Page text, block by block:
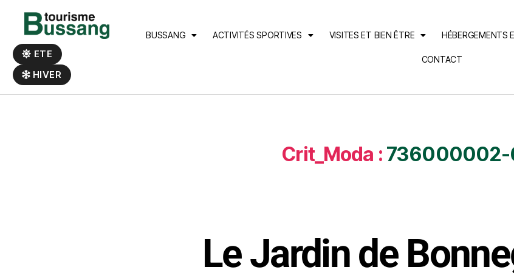
ETE
HIVER
BUSSANG ACTIVITÉS SPORTIVES VISITES ET BIEN ÊTRE HÉBERGEMENTS
CONTACT
Crit_Moda : 736000002-
Le Jardin de